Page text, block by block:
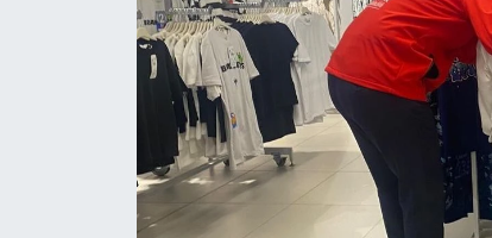
Resmi İlanlar